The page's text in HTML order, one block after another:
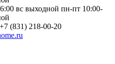
пн-пт 10:00-
+7 (831) 218-00-20